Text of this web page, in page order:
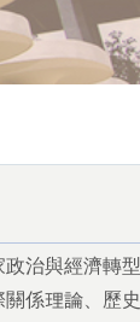
治與經濟轉
係理論、歷